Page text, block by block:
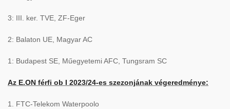
3: III. ker. TVE, ZF-Eger
2: Balaton UE, Magyar AC
1: Budapest SE, Műegyetemi AFC, Tungsram SC
Az E.ON férfi ob I 2023/24-es szezonjának végeredménye:
1. FTC-Telekom Waterpoolo